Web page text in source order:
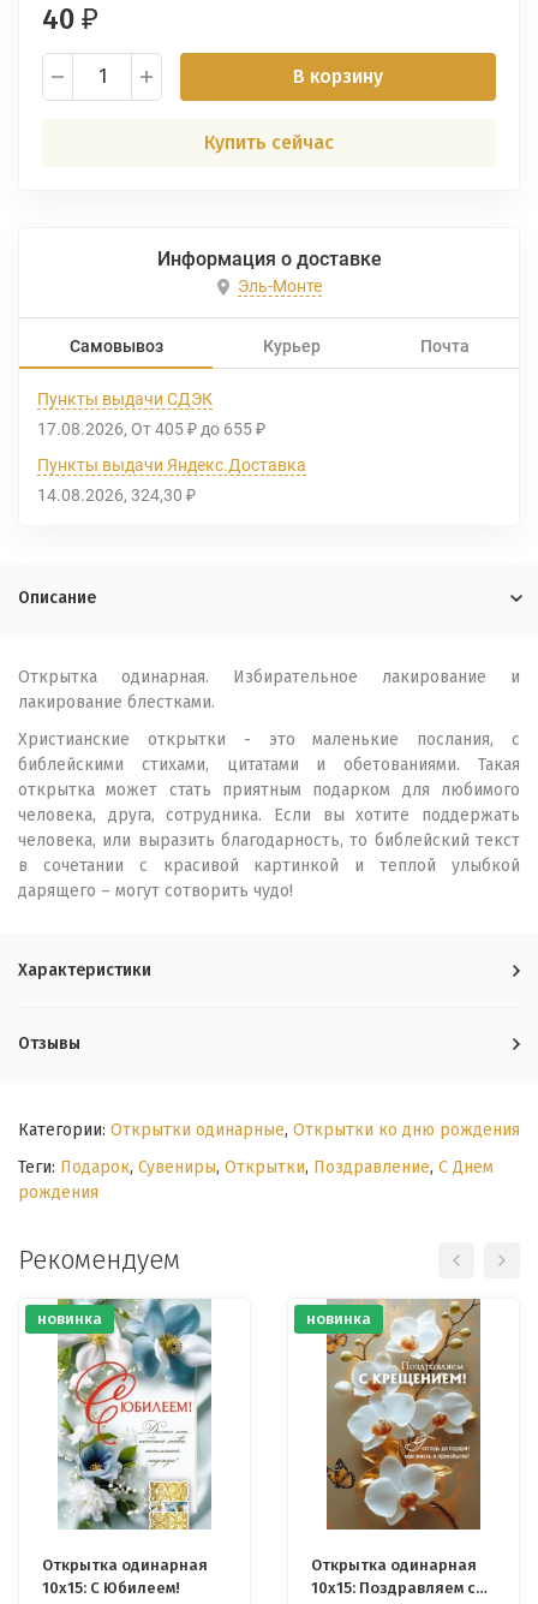
40 ₽
В корзину
Купить сейчас
Информация о доставке
Эль-Монте
Самовывоз Курьер Почта
Пункты выдачи СДЭК
17.08.2026 От 405 ₽ до 655 ₽
Пункты выдачи Яндекс.Доставка
14.08.2026 324,30 ₽
Описание
Открытка одинарная. Избирательное лакирование и
лакирование блестками.
Христианские открытки - это маленькие послания, с
библейскими стихами, цитатами и обетованиями. Такая
открытка может стать приятным подарком для любимого
человека, друга, сотрудника. Если вы хотите поддержать
человека, или выразить благодарность, то библейский текст
в сочетании с красивой картинкой и теплой улыбкой
дарящего – могут сотворить чудо!
Характеристики
Отзывы
Категории: Открытки одинарные, Открытки ко дню рождения
Теги: Подарок, Сувениры, Открытки, Поздравление, С Днем
рождения
Рекомендуем
новинка
Открытка одинарная
10x15: С Юбилеем!
новинка
Открытка одинарная
10x15: Поздравляем с